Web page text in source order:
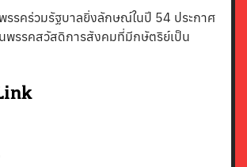
รรคร่วมรัฐบาลยิ่งลักษณ์ในปี 54 ประกาศ
พรรคสวัสดิการสังคมที่มีกษัตริย์เป็น